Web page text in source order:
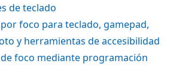
de teclado
foco para teclado, gamepad,
y herramientas de accesibilidad
foco mediante programación